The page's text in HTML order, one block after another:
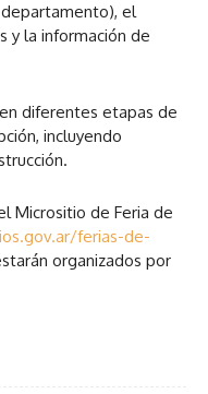
el
y la información de
diferentes etapas de
incluyendo
Micrositio de Feria de
ferias-de-
organizados por